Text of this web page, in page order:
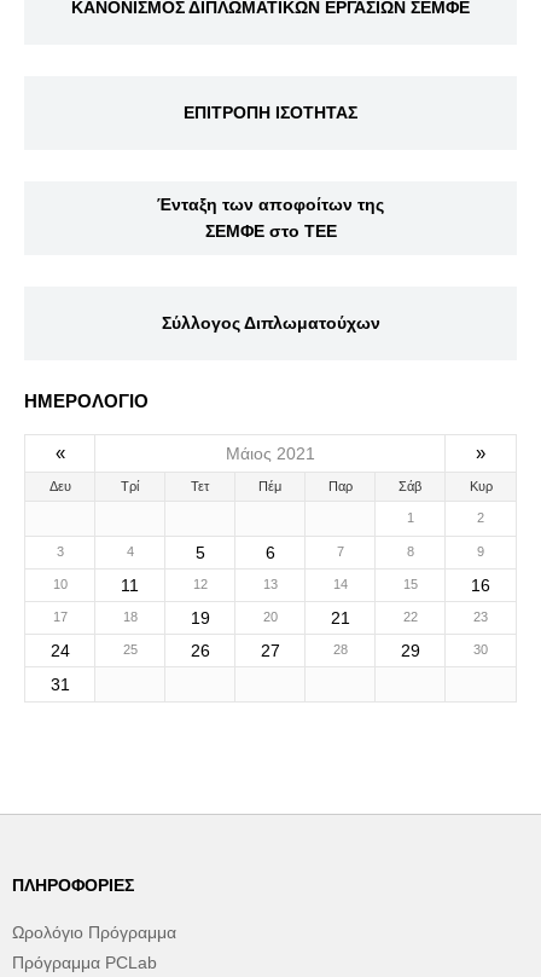
ΚΑΝΟΝΙΣΜΟΣ ΔΙΠΛΩΜΑΤΙΚΩΝ ΕΡΓΑΣΙΩΝ ΣΕΜΦΕ
ΕΠΙΤΡΟΠΗ ΙΣΟΤΗΤΑΣ
Ένταξη των αποφοίτων της
ΣΕΜΦΕ στο ΤΕΕ
Σύλλογος Διπλωματούχων
ΗΜΕΡΟΛΟΓΙΟ
« Μάιος 2021 »
Δευ Τρί Τετ Πέμ Παρ Σάβ Κυρ
1 2
3 4 5 6 7 8 9
10 11 12 13 14 15 16
17 18 19 20 21 22 23
24 25 26 27 28 29 30
31
ΠΛΗΡΟΦΟΡΊΕΣ
Ωρολόγιο Πρόγραμμα
Πρόγραμμα PCLab